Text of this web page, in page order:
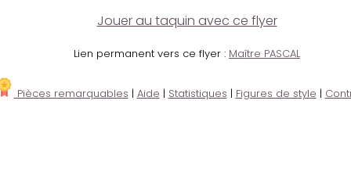
Jouer au taquin avec ce flyer
Lien permanent vers ce flyer : Maître PASCAL
Pièces remarquables | Aide | Statistiques | Figures de style |